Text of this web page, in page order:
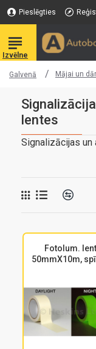
Pieslēgties
Galvenā Mājai un
lentes
Signalizācijas
Fotolum.
50mmX10m,